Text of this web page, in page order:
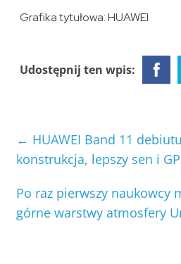
Grafika tytułowa: HUAWEI
Udostępnij ten wpis:
← HUAWEI Band 11
konstrukcja, lepszy sen i
Po raz pierwszy naukowcy
górne warstwy atmosfery